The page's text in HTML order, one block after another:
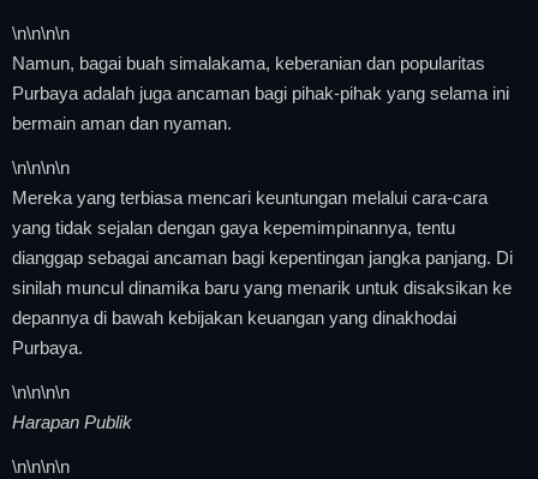
\n\n\n\n
Namun, bagai buah simalakama, keberanian dan popularitas
Purbaya adalah juga ancaman bagi pihak-pihak yang selama ini
bermain aman dan nyaman.
\n\n\n\n
Mereka yang terbiasa mencari keuntungan melalui cara-cara
yang tidak sejalan dengan gaya kepemimpinannya, tentu
dianggap sebagai ancaman bagi kepentingan jangka panjang. Di
sinilah muncul dinamika baru yang menarik untuk disaksikan ke
depannya di bawah kebijakan keuangan yang dinakhodai
Purbaya.
\n\n\n\n
Harapan Publik
\n\n\n\n